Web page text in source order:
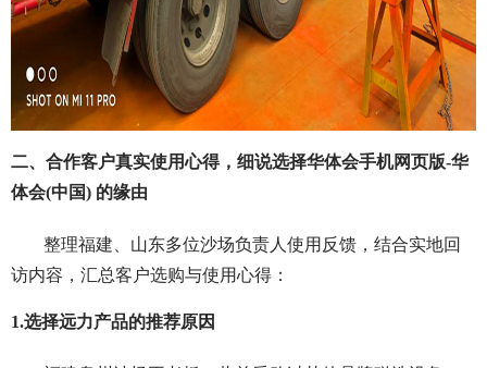
二、合作客户真实使用心得，细说选择华体会手机网页版-华
体会(中国) 的缘由
整理福建、山东多位沙场负责人使用反馈，结合实地回
访内容，汇总客户选购与使用心得：
1.选择远力产品的推荐原因